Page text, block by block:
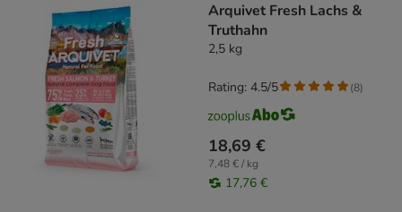
Arquivet Fresh Lachs &
Truthahn
2,5 kg
18,69 €
7,48 € / kg
17,76 €
Rating: 4.5/5 (8)